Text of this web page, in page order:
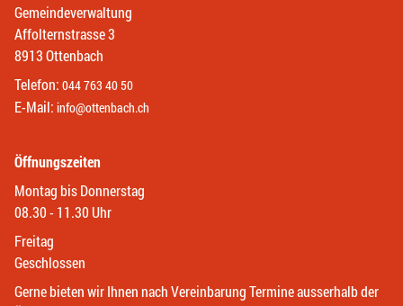
Gemeindeverwaltung
Affolternstrasse 3
8913 Ottenbach
Telefon: 044 763 40 50
E-Mail: info@ottenbach.ch
Öffnungszeiten
Montag bis Donnerstag
08.30 - 11.30 Uhr
Freitag
Geschlossen
Gerne bieten wir Ihnen nach Vereinbarung Termine ausserhalb der